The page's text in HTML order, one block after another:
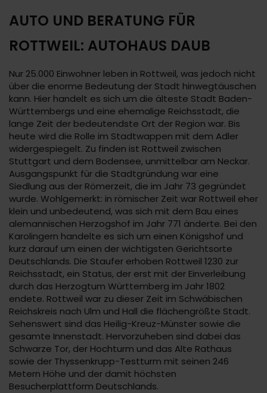
AUTO UND BERATUNG FÜR
ROTTWEIL: AUTOHAUS DAUB
Nur 25.000 Einwohner leben in Rottweil, was jedoch nicht
über die enorme Bedeutung der Stadt hinwegtäuschen
kann. Hier handelt es sich um die älteste Stadt Baden-
Württembergs und eine ehemalige Reichsstadt, die
lange Zeit der bedeutendste Ort der Region war. Bis
heute wird die Rolle im Stadtwappen mit dem Adler
widergespiegelt. Zu finden ist Rottweil zwischen
Stuttgart und dem Bodensee, unmittelbar am Neckar.
Ausgangspunkt für die Stadtgründung war eine
Siedlung aus der Römerzeit, die im Jahr 73 gegründet
wurde. Wohlgemerkt: in römischer Zeit war Rottweil eher
klein und unbedeutend, was sich mit dem Bau eines
alemannischen Herzogshof im Jahr 771 änderte. Bei den
Karolingern handelte es sich um einen Königshof und
kurz darauf um einen der wichtigsten Gerichtsorte
Deutschlands. Die Staufer erhoben Rottweil 1230 zur
Reichsstadt, ein Status, der erst mit der Einverleibung
durch das Herzogtum Württemberg im Jahr 1802
endete. Rottweil war zu dieser Zeit im Schwäbischen
Reichskreis nach Ulm und Hall die flächengrößte Stadt.
Sehenswert sind das Heilig-Kreuz-Münster sowie die
gesamte Innenstadt. Hervorzuheben sind dabei das
Schwarze Tor, der Hochturm und das Alte Rathaus
sowie der Thyssenkrupp-Testturm mit seinen 246
Metern Höhe und der damit höchsten
Besucherplattform Deutschlands.